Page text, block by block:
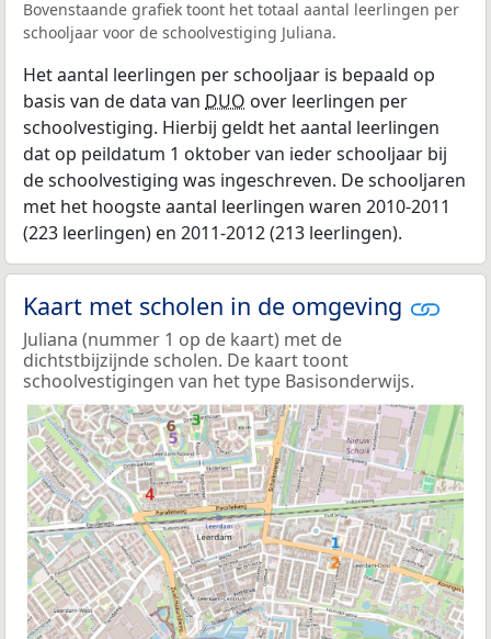
Bovenstaande grafiek toont het totaal aantal leerlingen per
schooljaar voor de schoolvestiging Juliana.
Het aantal leerlingen per schooljaar is bepaald op
basis van de data van DUO over leerlingen per
schoolvestiging. Hierbij geldt het aantal leerlingen
dat op peildatum 1 oktober van ieder schooljaar bij
de schoolvestiging was ingeschreven. De schooljaren
met het hoogste aantal leerlingen waren 2010-2011
(223 leerlingen) en 2011-2012 (213 leerlingen).
Kaart met scholen in de omgeving
Juliana (nummer 1 op de kaart) met de
dichtstbijzijnde scholen. De kaart toont
schoolvestigingen van het type Basisonderwijs.